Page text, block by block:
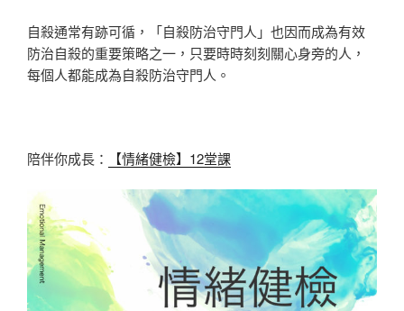
自殺通常有跡可循，「自殺防治守門人」也因而成為有效
防治自殺的重要策略之一，只要時時刻刻關心身旁的人，
每個人都能成為自殺防治守門人。
陪伴你成長： 【情緒健檢】12堂課